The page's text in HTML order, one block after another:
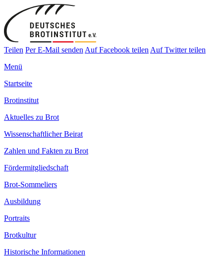
Teilen Per E-Mail senden Auf Facebook teilen Auf Twitter teilen
Menü
Startseite
Brotinstitut
Aktuelles zu Brot
Wissenschaftlicher Beirat
Zahlen und Fakten zu Brot
Fördermitgliedschaft
Brot-Sommeliers
Ausbildung
Portraits
Brotkultur
Historische Informationen